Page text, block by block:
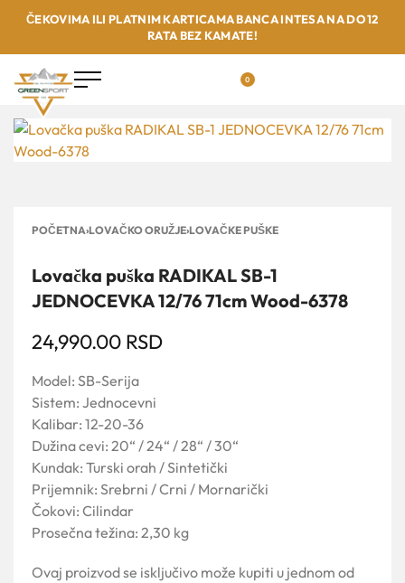
ČEKOVIMA ILI PLATNIM KARTICAMA BANCA INTESA NA DO 12
RATA BEZ KAMATE!
0
POČETNA›LOVAČKO ORUŽJE›LOVAČKE PUŠKE
Lovačka puška RADIKAL SB-1
JEDNOCEVKA 12/76 71cm Wood-6378
24,990.00 RSD
Model: SB-Serija
Sistem: Jednocevni
Kalibar: 12-20-36
Dužina cevi: 20“ / 24“ / 28“ / 30“
Kundak: Turski orah / Sintetički
Prijemnik: Srebrni / Crni / Mornarički
Čokovi: Cilindar
Prosečna težina: 2,30 kg
Ovaj proizvod se isključivo može kupiti u jednom od